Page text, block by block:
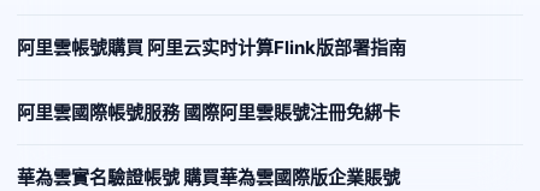
阿里雲帳號購買 阿里云实时计算Flink版部署指南
阿里雲國際帳號服務 國際阿里雲賬號注冊免綁卡
華為雲實名驗證帳號 購買華為雲國際版企業賬號